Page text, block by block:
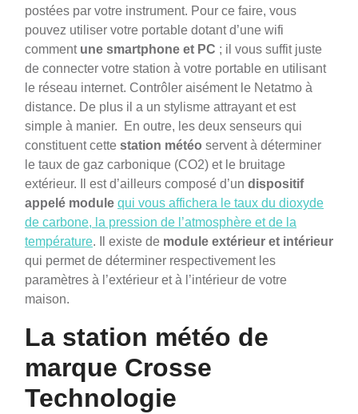
postées par votre instrument. Pour ce faire, vous
pouvez utiliser votre portable dotant d’une wifi
comment une smartphone et PC ; il vous suffit juste
de connecter votre station à votre portable en utilisant
le réseau internet. Contrôler aisément le Netatmo à
distance. De plus il a un stylisme attrayant et est
simple à manier. En outre, les deux senseurs qui
constituent cette station météo servent à déterminer
le taux de gaz carbonique (CO2) et le bruitage
extérieur. Il est d’ailleurs composé d’un dispositif
appelé module qui vous affichera le taux du dioxyde
de carbone, la pression de l’atmosphère et de la
température. Il existe de module extérieur et intérieur
qui permet de déterminer respectivement les
paramètres à l’extérieur et à l’intérieur de votre
maison.
La station météo de
marque Crosse
Technologie